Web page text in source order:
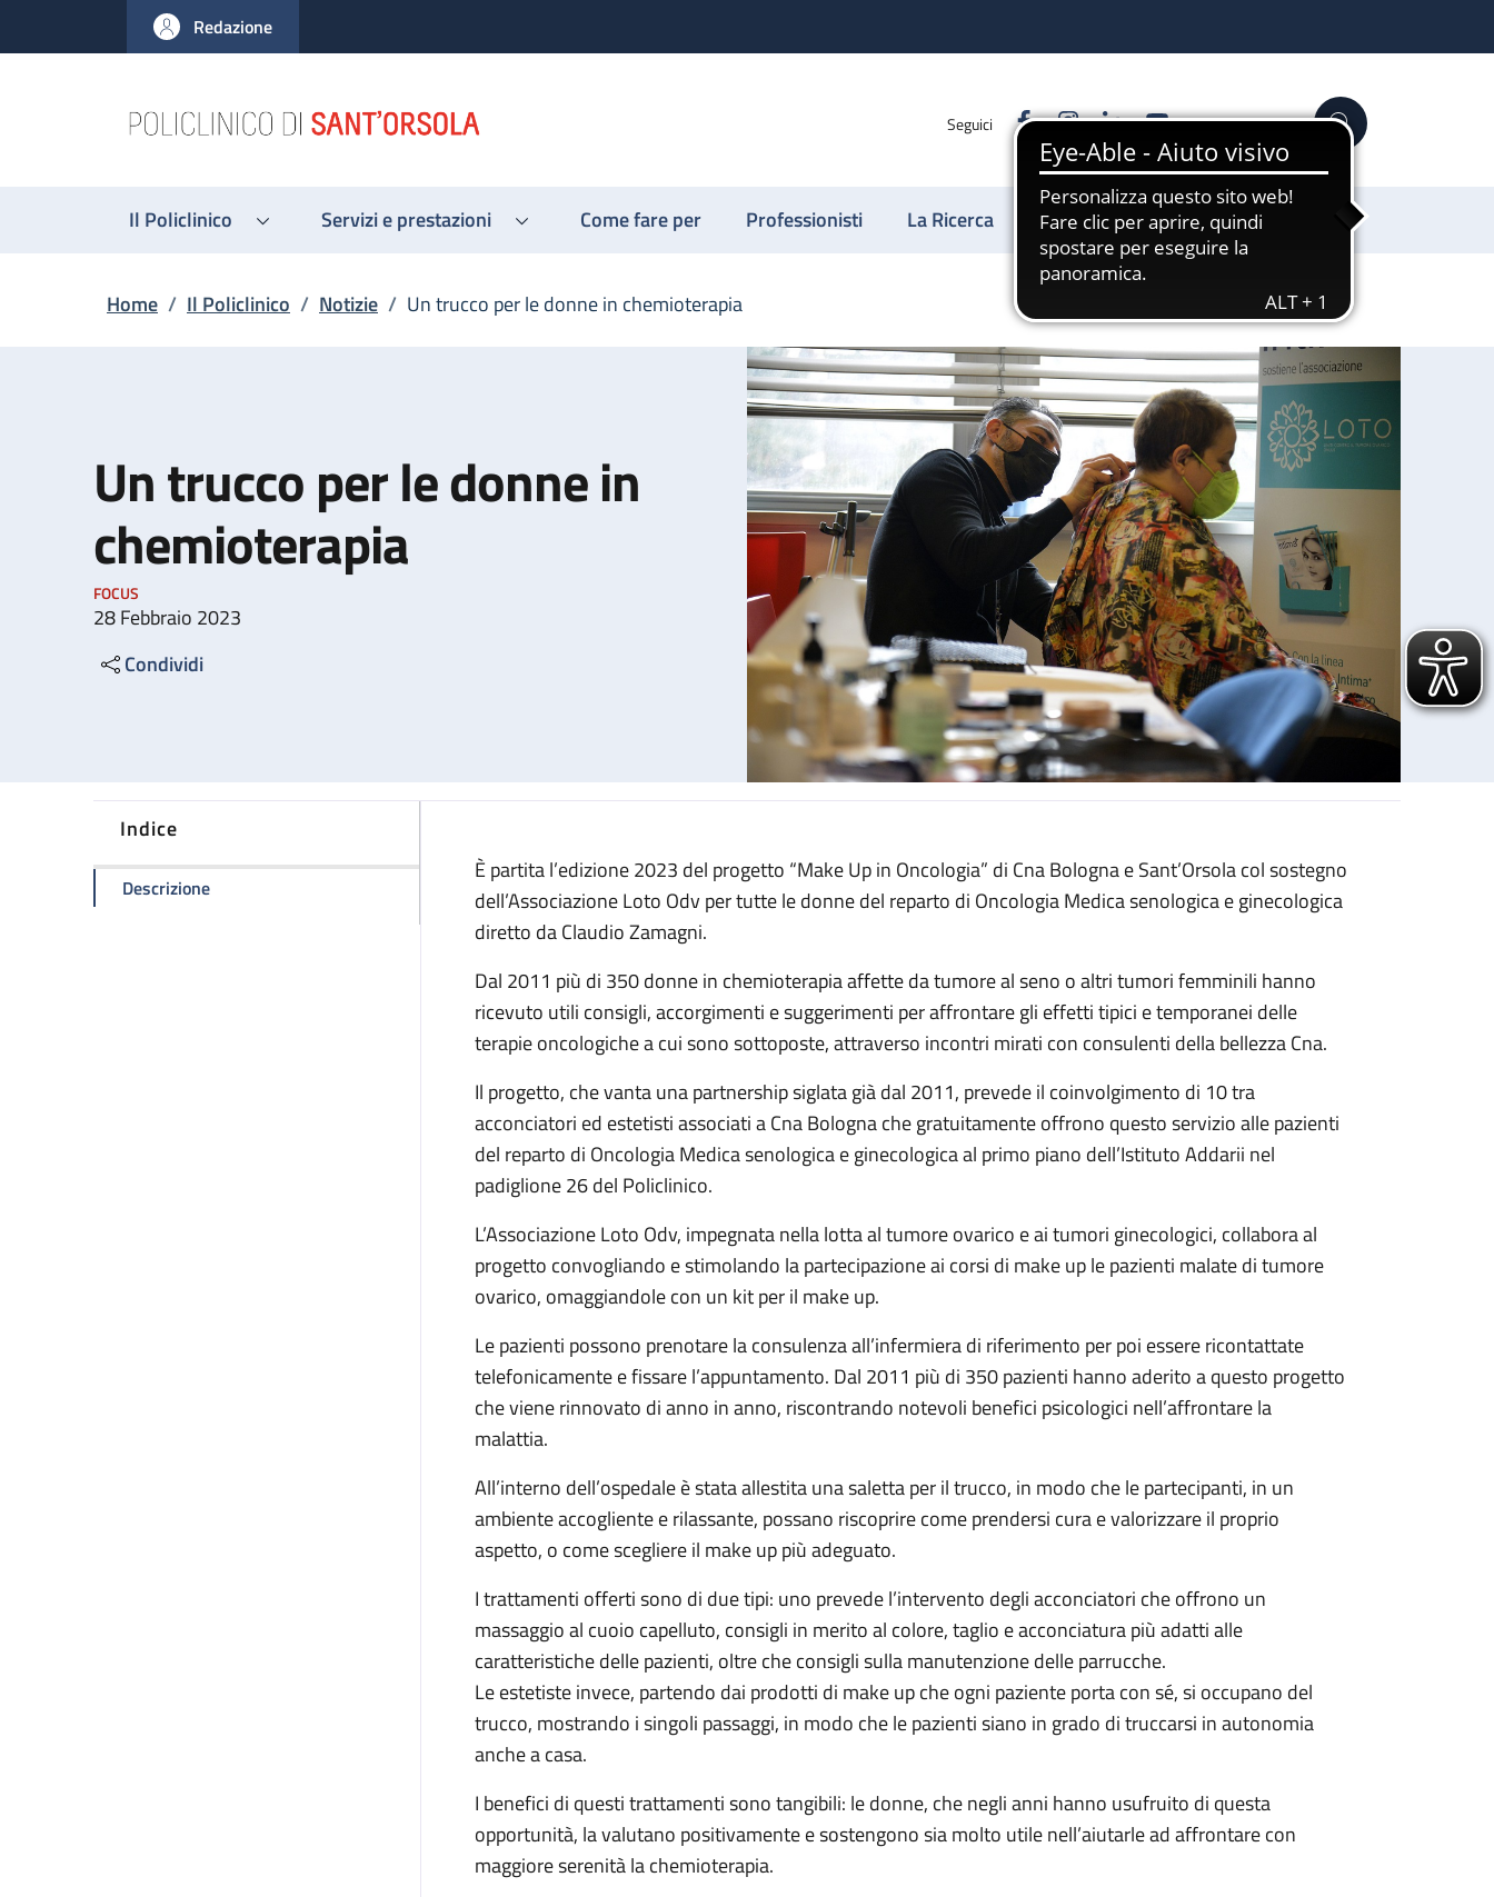
al contenuto principale
to footer content
Redazione
Seguici FacebookInstagram
LinkedinYouTube Cerca
Il Policlinico Servizi e prestazioni Come fare per Professionisti La Ricerca Sostienici
Briciole di pane
Home / Il Policlinico / Notizie / Un trucco per le donne in chemioterapia
Un trucco per le donne in
chemioterapia
FOCUS
28 Febbraio 2023
Condividi
Indice
Descrizionedella pagina Un trucco per le donne in chemioterapia
È partita l’edizione 2023 del progetto “Make Up in Oncologia” di Cna Bologna e Sant’Orsola col sostegno
dell’Associazione Loto Odv per tutte le donne del reparto di Oncologia Medica senologica e ginecologica
diretto da Claudio Zamagni.
Dal 2011 più di 350 donne in chemioterapia affette da tumore al seno o altri tumori femminili hanno
ricevuto utili consigli, accorgimenti e suggerimenti per affrontare gli effetti tipici e temporanei delle
terapie oncologiche a cui sono sottoposte, attraverso incontri mirati con consulenti della bellezza Cna.
Il progetto, che vanta una partnership siglata già dal 2011, prevede il coinvolgimento di 10 tra
acconciatori ed estetisti associati a Cna Bologna che gratuitamente offrono questo servizio alle pazienti
del reparto di Oncologia Medica senologica e ginecologica al primo piano dell’Istituto Addarii nel
padiglione 26 del Policlinico.
L’Associazione Loto Odv, impegnata nella lotta al tumore ovarico e ai tumori ginecologici, collabora al
progetto convogliando e stimolando la partecipazione ai corsi di make up le pazienti malate di tumore
ovarico, omaggiandole con un kit per il make up.
Le pazienti possono prenotare la consulenza all’infermiera di riferimento per poi essere ricontattate
telefonicamente e fissare l’appuntamento. Dal 2011 più di 350 pazienti hanno aderito a questo progetto
che viene rinnovato di anno in anno, riscontrando notevoli benefici psicologici nell’affrontare la
malattia.
All’interno dell’ospedale è stata allestita una saletta per il trucco, in modo che le partecipanti, in un
ambiente accogliente e rilassante, possano riscoprire come prendersi cura e valorizzare il proprio
aspetto, o come scegliere il make up più adeguato.
I trattamenti offerti sono di due tipi: uno prevede l’intervento degli acconciatori che offrono un
massaggio al cuoio capelluto, consigli in merito al colore, taglio e acconciatura più adatti alle
caratteristiche delle pazienti, oltre che consigli sulla manutenzione delle parrucche.
Le estetiste invece, partendo dai prodotti di make up che ogni paziente porta con sé, si occupano del
trucco, mostrando i singoli passaggi, in modo che le pazienti siano in grado di truccarsi in autonomia
anche a casa.
I benefici di questi trattamenti sono tangibili: le donne, che negli anni hanno usufruito di questa
opportunità, la valutano positivamente e sostengono sia molto utile nell’aiutarle ad affrontare con
maggiore serenità la chemioterapia.